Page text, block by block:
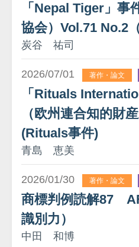
「Nepal Tiger」
協会）Vol.71 No.2
炭谷 祐司
2026/07/01 著作・論文
「Rituals
（欧州連合知的財
(Rituals事件)
青島 恵美
2026/01/30 著作・論文
商標判例読解87
識別力）
中田 和博